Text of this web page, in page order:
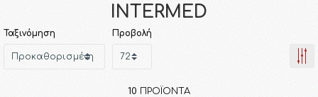
INTERMED
Ταξινόμηση Προβολή
10 ΠΡΟΪΌΝΤΑ